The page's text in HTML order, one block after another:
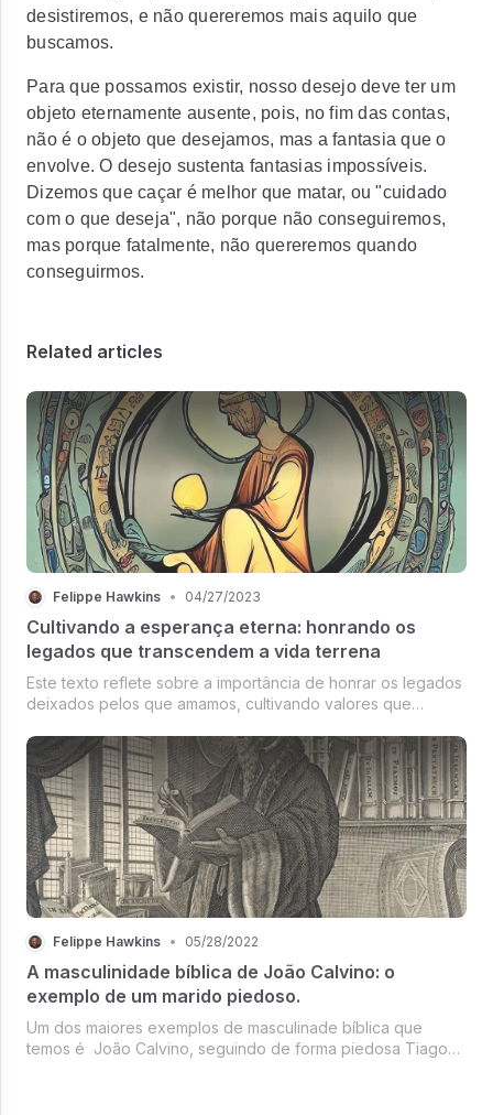
desistiremos, e não quereremos mais aquilo que
buscamos.
Para que possamos existir, nosso desejo deve ter um
objeto eternamente ausente, pois, no fim das contas,
não é o objeto que desejamos, mas a fantasia que o
envolve. O desejo sustenta fantasias impossíveis.
Dizemos que caçar é melhor que matar, ou "cuidado
com o que deseja", não porque não conseguiremos,
mas porque fatalmente, não quereremos quando
conseguirmos.
Related articles
Felippe Hawkins • 04/27/2023
Cultivando a esperança eterna: honrando os
legados que transcendem a vida terrena
Este texto reflete sobre a importância de honrar os legados
deixados pelos que amamos, cultivando valores que
Felippe Hawkins • 05/28/2022
A masculinidade bíblica de João Calvino: o
exemplo de um marido piedoso.
Um dos maiores exemplos de masculinade bíblica que
temos é João Calvino, seguindo de forma piedosa Tiago